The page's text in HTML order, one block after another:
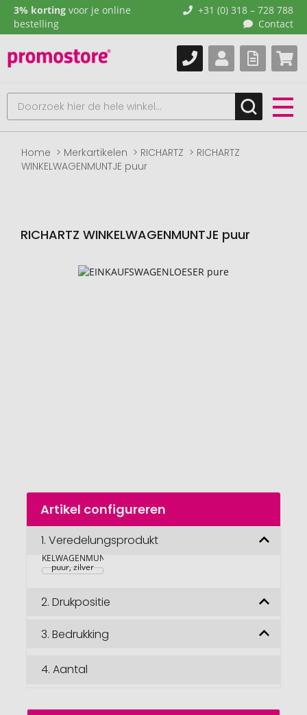
3% korting voor je online
bestelling
+31 (0) 318 – 728 788
Contact
Home Merkartikelen RICHARTZ
RICHARTZ
WINKELWAGENMUNTJE puur
RICHARTZ WINKELWAGENMUNTJE puur
Naar
begin
afbeeldingengalerij
Artikel configureren
1. Veredelungsprodukt
WINKELWAGENMUNTJE
puur, zilver
2. Drukpositie
3. Bedrukking
4. Aantal